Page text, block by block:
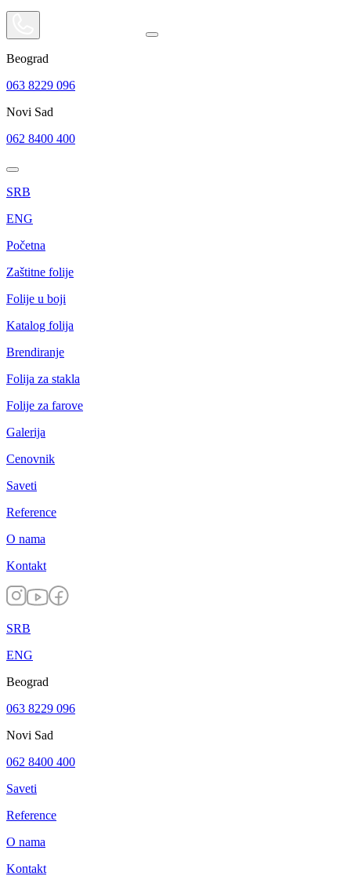
Beograd
063 8229 096
Novi Sad
062 8400 400
SRB
ENG
Početna
Zaštitne folije
Folije u boji
Katalog folija
Brendiranje
Folija za stakla
Folije za farove
Galerija
Cenovnik
Saveti
Reference
O nama
Kontakt
SRB
ENG
Beograd
063 8229 096
Novi Sad
062 8400 400
Saveti
Reference
O nama
Kontakt